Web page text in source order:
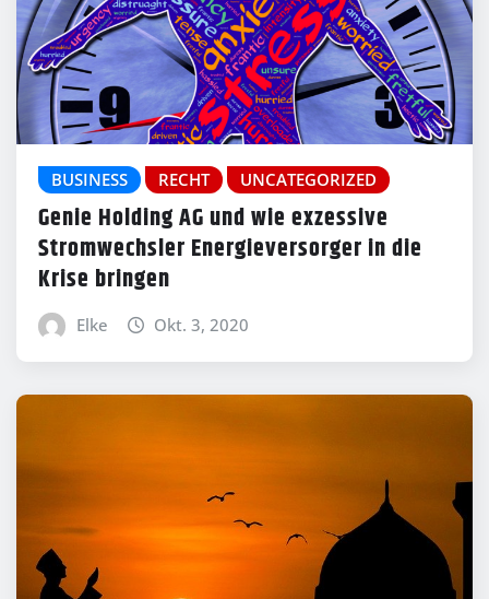
BUSINESS RECHT UNCATEGORIZED
Genie Holding AG und wie exzessive
Stromwechsler Energieversorger in die
Krise bringen
Elke Okt. 3, 2020